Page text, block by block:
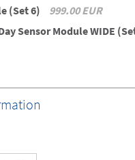
(Set 6)
999.00 EUR
Sensor Module WIDE